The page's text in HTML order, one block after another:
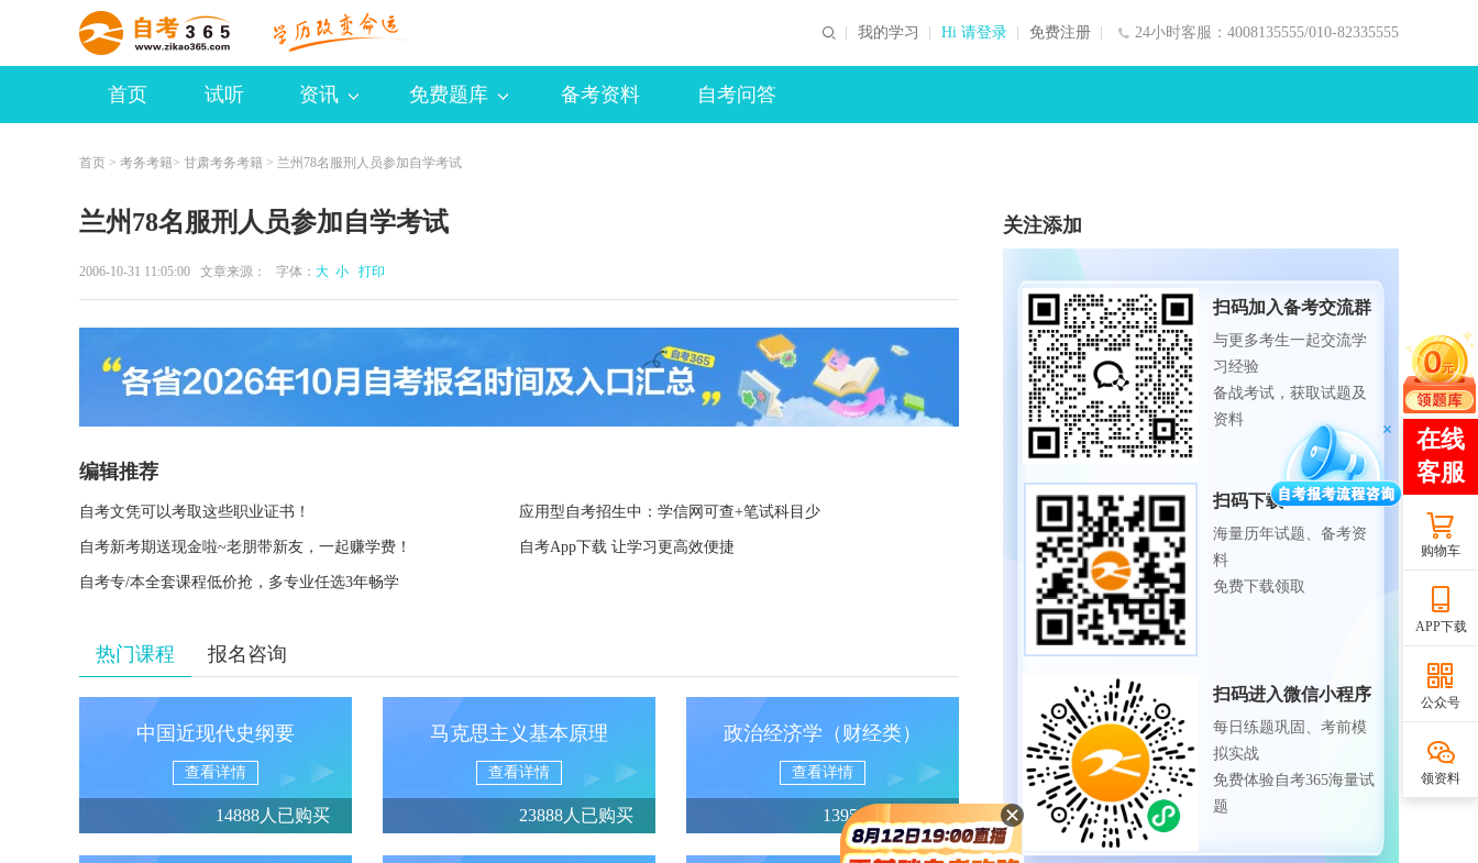
24小时客服：4008135555/010-82335555
我的学习 Hi 请登录 免费注册
首页 试听 资讯 免费题库 备考资料 自考问答
首页 > 考务考籍> 甘肃考务考籍 > 兰州78名服刑人员参加自学考试
兰州78名服刑人员参加自学考试
2006-10-31 11:05:00 文章来源： 字体： 大 小 打印
编辑推荐
自考文凭可以考取这些职业证书！ 应用型自考招生中：学信网可查+笔试科目少
自考新考期送现金啦~老朋带新友，一起赚学费！ 自考App下载 让学习更高效便捷
自考专/本全套课程低价抢，多专业任选3年畅学
热门课程 报名咨询
中国近现代史纲要
查看详情
14888人已购买
马克思主义基本原理
查看详情
23888人已购买
政治经济学（财经类）
查看详情
13950人已购买
关注添加
扫码加入备考交流群
与更多考生一起交流学
习经验
备战考试，获取试题及
资料
扫码下载APP
海量历年试题、备考资
料
免费下载领取
扫码进入微信小程序
每日练题巩固、考前模
拟实战
免费体验自考365海量试
题
购物车
APP下载
公众号
领资料